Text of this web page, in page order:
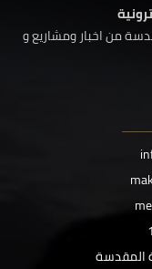
من اخبار ومشاريع و
المقدسة